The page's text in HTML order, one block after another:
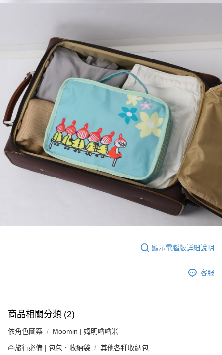
顯示電腦版詳細說明
客服
商品相關分類 (2)
依角色圖案 Moomin | 姆明嚕嚕米
👜旅行必備 | 包包．收納袋 其他各種收納包